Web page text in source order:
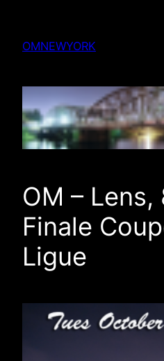
content
OMNEWYORK
OM –
Finale
Ligue